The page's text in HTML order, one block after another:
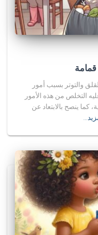
والتوتر بسبب أمور
التخلص من هذه الأمور
كما ينصح بالابتعاد عن